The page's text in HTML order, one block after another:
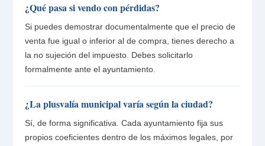
¿Qué pasa si vendo con pérdidas?
Si puedes demostrar documentalmente que el precio de
venta fue igual o inferior al de compra, tienes derecho a
la no sujeción del impuesto. Debes solicitarlo
formalmente ante el ayuntamiento.
¿La plusvalía municipal varía según la ciudad?
Sí, de forma significativa. Cada ayuntamiento fija sus
propios coeficientes dentro de los máximos legales, por